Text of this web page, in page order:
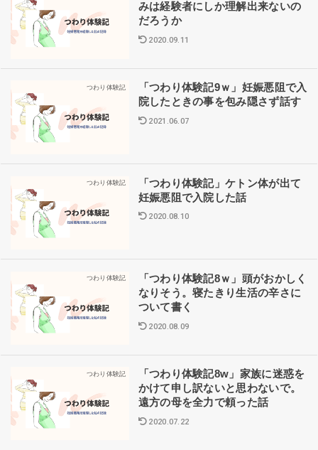
みは経験者にしか理解出来ないの
だろうか
2020.09.11
つわり体験記
「つわり体験記9ｗ」妊娠悪阻で入
院したときの事を包み隠さず話す
2021.06.07
つわり体験記
「つわり体験記」ケトン体が出て
妊娠悪阻で入院した話
2020.08.10
つわり体験記
「つわり体験記8ｗ」頭がおかしく
なりそう。寝たきり生活の辛さに
ついて書く
2020.08.09
つわり体験記
「つわり体験記8w」家族に迷惑を
かけて申し訳ないと思わないで。
遠方の母を全力で頼った話
2020.07.22